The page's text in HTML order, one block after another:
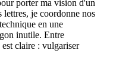
porter ma vision d'un
lettres, je coordonne nos
en une
inutile. Entre
claire : vulgariser